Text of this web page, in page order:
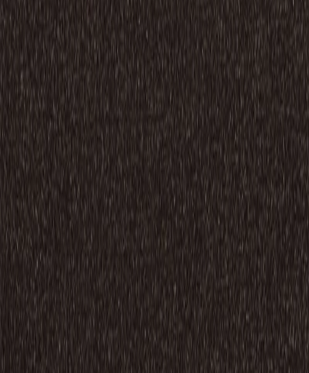
TECTUREとは？
サービスの使い方
RMT88-62 Peridot
Lapidus/Reverse Mantle Transition
品番:
RMT88-62
ブランド
ミリケン
メーカー
ミリケン
価格
¥18,900 / ㎡ 税抜 ¥ 18,900 [税抜]
サンプル請求 お問い合わせ
同じグループの製品
もっと見る